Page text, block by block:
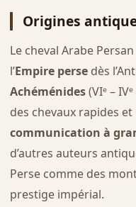
Origines
Le cheval Arabe
l’Empire persedès
Achéménides(VIᵉ –
des chevaux rapides
communication à
d’autres auteurs
Perse comme des
prestige impérial.